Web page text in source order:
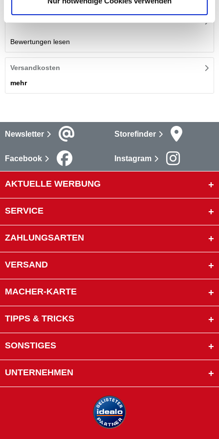
Bewertungen
Bewertungen lesen
Versandkosten
mehr
Newsletter Storefinder
Facebook Instagram
AKTUELLE WERBUNG
SERVICE
ZAHLUNGSARTEN
VERSAND
MACHER-KARTE
TIPPS & TRICKS
SONSTIGES
UNTERNEHMEN